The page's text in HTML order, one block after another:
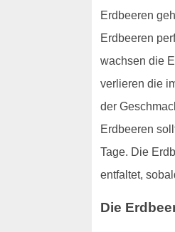
Erdbeeren
Erdbeeren
wachsen die
verlieren die
der
Erdbeeren
Tage. Die
entfaltet,
Die